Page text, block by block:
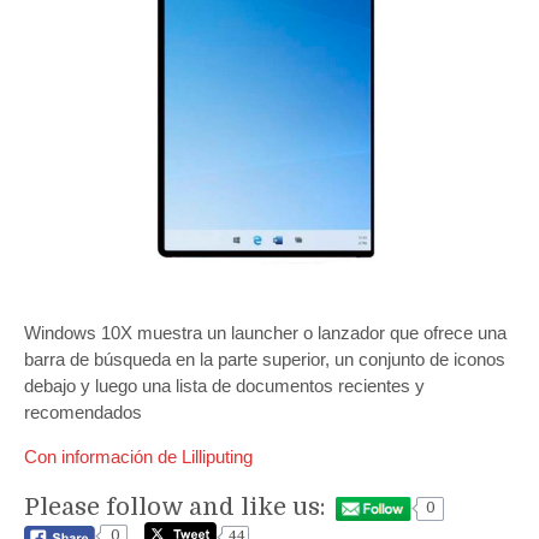
Windows 10X muestra un launcher o lanzador que ofrece una
barra de búsqueda en la parte superior, un conjunto de iconos
debajo y luego una lista de documentos recientes y
recomendados
Con información de Lilliputing
Please follow and like us:
0
0